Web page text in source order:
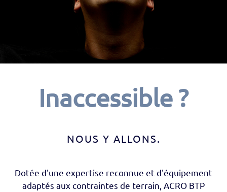
Inaccessible ?
NOUS Y ALLONS.
Dotée d'une expertise reconnue et d'équipement
adaptés aux contraintes de terrain, ACRO BTP